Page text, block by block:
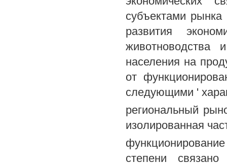
субъектами рынка
развития
животноводства
населения на
от
следующими '
региональный
изолированная
степени